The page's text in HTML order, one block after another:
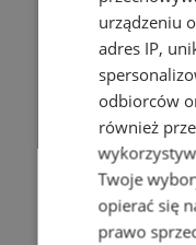
urządzeniu
adres IP,
odbiorców
również
Twoje
opierać się
prawo